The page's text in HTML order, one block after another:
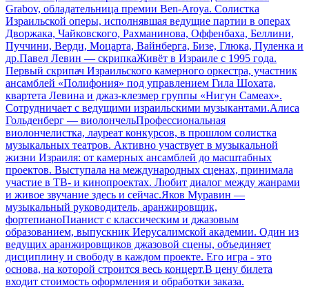
Grabov, обладательница премии Ben-Aroya. Солистка
Израильской оперы, исполнявшая ведущие партии в операх
Дворжака, Чайковского, Рахманинова, Оффенбаха, Беллини,
Пуччини, Верди, Моцарта, Вайнберга, Бизе, Глюка, Пуленка и
др.Павел Левин — скрипкаЖивёт в Израиле с 1995 года.
Первый скрипач Израильского камерного оркестра, участник
ансамблей «Полифония» под управлением Гила Шохата,
квартета Левина и джаз-клезмер группы «Нигун Самеах».
Сотрудничает с ведущими израильскими музыкантами.Алиса
Гольденберг — виолончельПрофессиональная
виолончелистка, лауреат конкурсов, в прошлом солистка
музыкальных театров. Активно участвует в музыкальной
жизни Израиля: от камерных ансамблей до масштабных
проектов. Выступала на международных сценах, принимала
участие в ТВ- и кинопроектах. Любит диалог между жанрами
и живое звучание здесь и сейчас.Яков Муравин —
музыкальный руководитель, аранжировщик,
фортепианоПианист с классическим и джазовым
образованием, выпускник Иерусалимской академии. Один из
ведущих аранжировщиков джазовой сцены, объединяет
дисциплину и свободу в каждом проекте. Его игра - это
основа, на которой строится весь концерт.В цену билета
входит стоимость оформления и обработки заказа.